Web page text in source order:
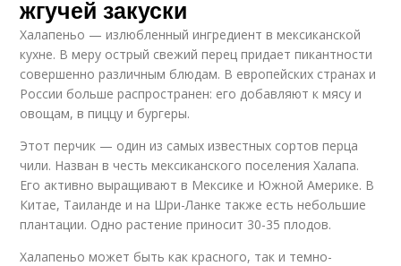
жгучей закуски
Халапеньо — излюбленный ингредиент в мексиканской
кухне. В меру острый свежий перец придает пикантности
совершенно различным блюдам. В европейских странах и
России больше распространен: его добавляют к мясу и
овощам, в пиццу и бургеры.
Этот перчик — один из самых известных сортов перца
чили. Назван в честь мексиканского поселения Халапа.
Его активно выращивают в Мексике и Южной Америке. В
Китае, Таиланде и на Шри-Ланке также есть небольшие
плантации. Одно растение приносит 30-35 плодов.
Халапеньо может быть как красного, так и темно-